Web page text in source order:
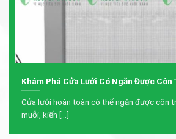
Khám Phá Cửa Lưới Có Ngăn Được
Cửa lưới hoàn toàn có thể ngăn được côn
muỗi, kiến [...]